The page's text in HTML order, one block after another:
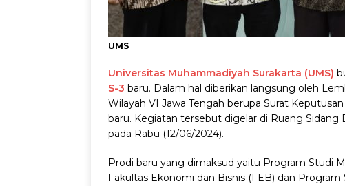
UMS
Universitas Muhammadiyah Surakarta (UMS)
S-3 baru. Dalam hal diberikan langsung oleh
Wilayah VI Jawa Tengah berupa Surat
baru. Kegiatan tersebut digelar di Ruang Sidang
pada Rabu (12/06/2024).
Prodi baru yang dimaksud yaitu Program Studi
Fakultas Ekonomi dan Bisnis (FEB) dan